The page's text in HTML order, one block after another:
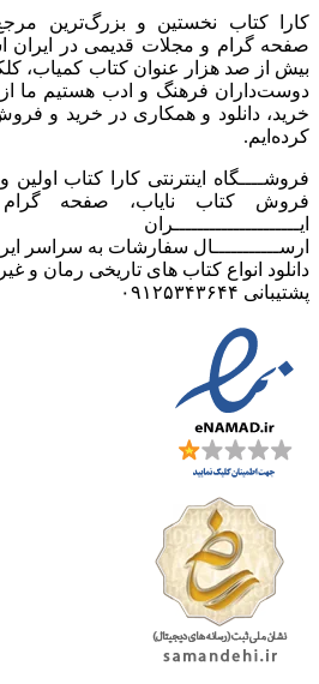
کارا کتاب نخستین و بزرگ‌ترین
صفحه گرام و مجلات قدیمی در ایران
بیش از صد هزار عنوان کتاب کمیاب،
خرید، دانلود و همکاری در خرید و
کرده‌ایم.
فروشــــگاه اینترنتی کارا کتاب اولین
فروش کتاب نایاب، صفحه
ایـــــــــــــــــــــران
ارســـــــــــال سفارشات به سراسر
دانلود انواع کتاب های تاریخی رمان و
پشتیبانی ۰۹۱۲۵۳۴۳۶۴۴